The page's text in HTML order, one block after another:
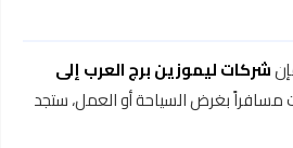
شركات ليموزين برج العرب إلى
بغرض السياحة أو العمل، ستجد